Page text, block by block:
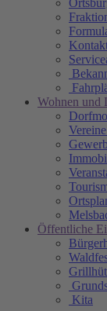
Wohnen und
Öffentliche
Kita